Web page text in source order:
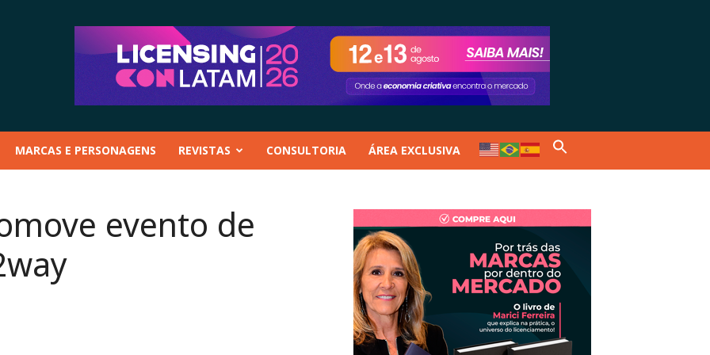
MARCAS E PERSONAGENS REVISTAS CONSULTORIA ÁREA EXCLUSIVA
evento de